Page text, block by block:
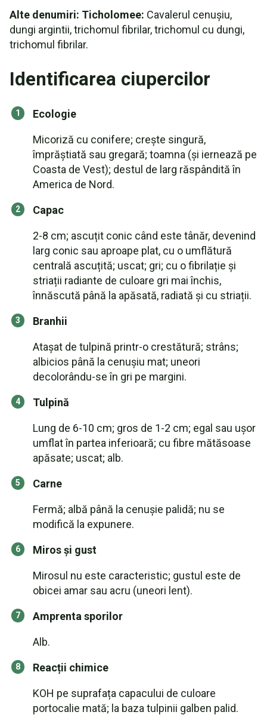
Alte denumiri: Ticholomee: Cavalerul cenușiu,
dungi argintii, trichomul fibrilar, trichomul cu dungi,
trichomul fibrilar.
Identificarea ciupercilor
Ecologie
Micoriză cu conifere; crește singură,
împrăștiată sau gregară; toamna (și iernează pe
Coasta de Vest); destul de larg răspândită în
America de Nord.
Capac
2-8 cm; ascuțit conic când este tânăr, devenind
larg conic sau aproape plat, cu o umflătură
centrală ascuțită; uscat; gri; cu o fibrilație și
striații radiante de culoare gri mai închis,
înnăscută până la apăsată, radiată și cu striații.
Branhii
Atașat de tulpină printr-o crestătură; strâns;
albicios până la cenușiu mat; uneori
decolorându-se în gri pe margini.
Tulpină
Lung de 6-10 cm; gros de 1-2 cm; egal sau ușor
umflat în partea inferioară; cu fibre mătăsoase
apăsate; uscat; alb.
Carne
Fermă; albă până la cenușie palidă; nu se
modifică la expunere.
Miros și gust
Mirosul nu este caracteristic; gustul este de
obicei amar sau acru (uneori lent).
Amprenta sporilor
Alb.
Reacții chimice
KOH pe suprafața capacului de culoare
portocalie mată; la baza tulpinii galben palid.